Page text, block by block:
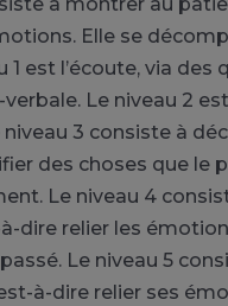
à montrer au
Elle se
1 est l’écoute, via des
Le niveau 2
3 consiste à
des choses que le
Le niveau 4
à-dire relier les
Le niveau 5
à-dire relier ses